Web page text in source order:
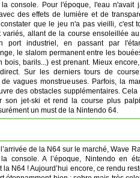
console. Pour l'époque, l'eau n'avait
des effets de lumière et de
que le jeu n'a pas vieilli, c'est
variés, allant de la course ensoleillée
port industriel, en passant par
le slalom permanent entre les
bois, barils...) est prenant. Mieux
Sur les derniers tours de
vagues monstrueuses. Parfois, la
des obstacles supplémentaires.
son jet-ski et rend la course plus
un must de la Nintendo 64.
de la N64 sur le marché, Wave
console. A l’époque, Nintendo en
N64 ! Aujourd’hui encore, ce rendu